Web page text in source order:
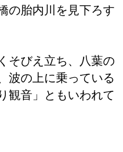
の胎内川を見下ろす
そびえ立ち、八葉の
波の上に乗っている
観音」ともいわれて